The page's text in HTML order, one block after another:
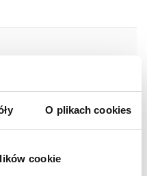
O plikach cookies
cookie